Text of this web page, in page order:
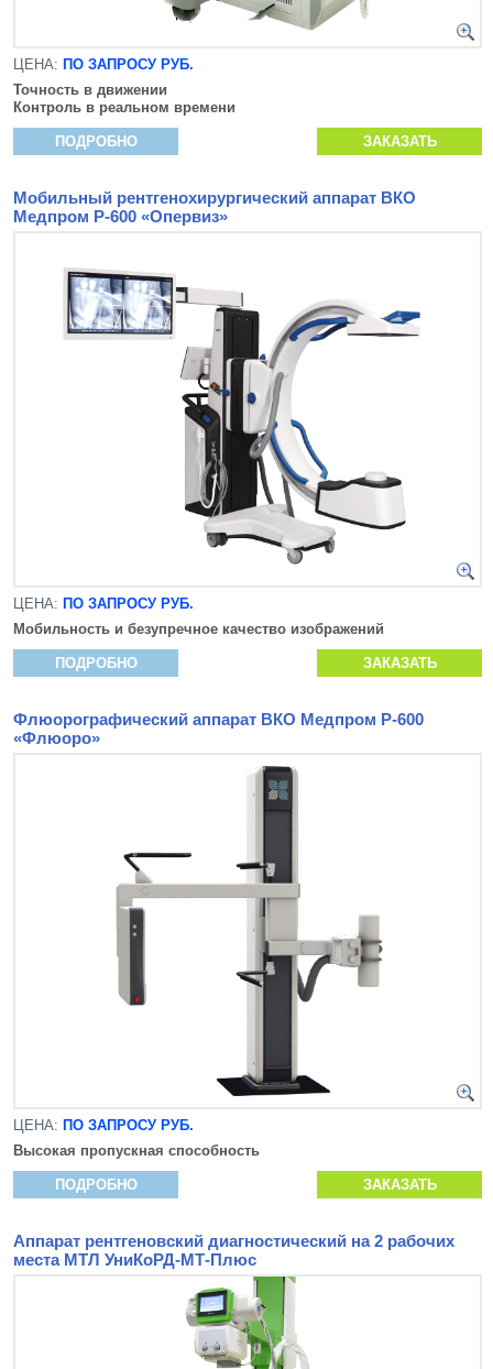
ЦЕНА: ПО ЗАПРОСУ РУБ.
Точность в движении
Контроль в реальном времени
ПОДРОБНО ЗАКАЗАТЬ
Мобильный рентгенохирургический аппарат ВКО
Медпром Р-600 «Опервиз»
ЦЕНА: ПО ЗАПРОСУ РУБ.
Мобильность и безупречное качество изображений
ПОДРОБНО ЗАКАЗАТЬ
Флюорографический аппарат ВКО Медпром Р-600
«Флюоро»
ЦЕНА: ПО ЗАПРОСУ РУБ.
Высокая пропускная способность
ПОДРОБНО ЗАКАЗАТЬ
Аппарат рентгеновский диагностический на 2 рабочих
места МТЛ УниКоРД-МТ-Плюс